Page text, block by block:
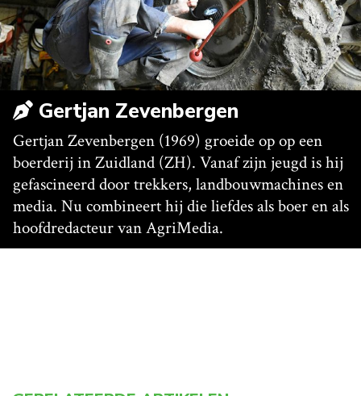
Gertjan Zevenbergen
Gertjan Zevenbergen (1969) groeide op op een
boerderij in Zuidland (ZH). Vanaf zijn jeugd is hij
gefascineerd door trekkers, landbouwmachines en
media. Nu combineert hij die liefdes als boer en als
hoofdredacteur van AgriMedia.